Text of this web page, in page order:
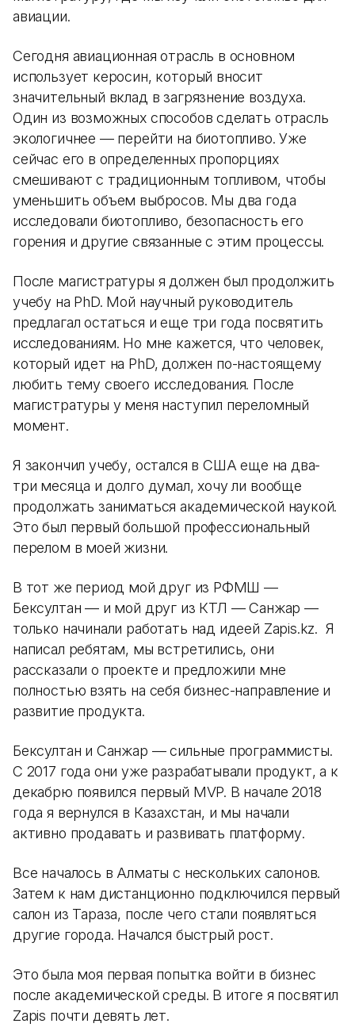
авиации.
Сегодня авиационная отрасль в основном
использует керосин, который вносит
значительный вклад в загрязнение воздуха.
Один из возможных способов сделать отрасль
экологичнее — перейти на биотопливо. Уже
сейчас его в определенных пропорциях
смешивают с традиционным топливом, чтобы
уменьшить объем выбросов. Мы два года
исследовали биотопливо, безопасность его
горения и другие связанные с этим процессы.
После магистратуры я должен был продолжить
учебу на PhD. Мой научный руководитель
предлагал остаться и еще три года посвятить
исследованиям. Но мне кажется, что человек,
который идет на PhD, должен по-настоящему
любить тему своего исследования. После
магистратуры у меня наступил переломный
момент.
Я закончил учебу, остался в США еще на два-
три месяца и долго думал, хочу ли вообще
продолжать заниматься академической наукой.
Это был первый большой профессиональный
перелом в моей жизни.
В тот же период мой друг из РФМШ —
Бексултан — и мой друг из КТЛ — Санжар —
только начинали работать над идеей Zapis.kz. Я
написал ребятам, мы встретились, они
рассказали о проекте и предложили мне
полностью взять на себя бизнес-направление и
развитие продукта.
Бексултан и Санжар — сильные программисты.
С 2017 года они уже разрабатывали продукт, а к
декабрю появился первый MVP. В начале 2018
года я вернулся в Казахстан, и мы начали
активно продавать и развивать платформу.
Все началось в Алматы с нескольких салонов.
Затем к нам дистанционно подключился первый
салон из Тараза, после чего стали появляться
другие города. Начался быстрый рост.
Это была моя первая попытка войти в бизнес
после академической среды. В итоге я посвятил
Zapis почти девять лет.